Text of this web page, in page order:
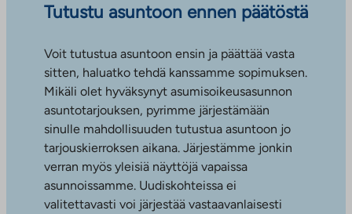
Tutustu asuntoon ennen päätöstä
Voit tutustua asuntoon ensin ja päättää vasta
sitten, haluatko tehdä kanssamme sopimuksen.
Mikäli olet hyväksynyt asumisoikeusasunnon
asuntotarjouksen, pyrimme järjestämään
sinulle mahdollisuuden tutustua asuntoon jo
tarjouskierroksen aikana. Järjestämme jonkin
verran myös yleisiä näyttöjä vapaissa
asunnoissamme. Uudiskohteissa ei
valitettavasti voi järjestää vastaavanlaisesti